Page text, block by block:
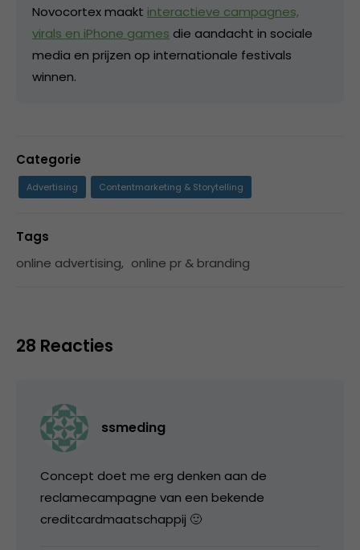
Novocortex maakt interactieve campagnes,
virals en iPhone games die aandacht in sociale
media en prijzen op internationale festivals
winnen.
Categorie
Advertising Contentmarketing & Storytelling
Tags
online advertising, online pr & branding
28 Reacties
ssmeding
Concept doet me erg denken aan de
reclamecampagne van een bekende
creditcardmaatschappij 🙂